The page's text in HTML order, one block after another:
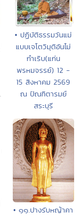
• ปฏิบัติธรรมวันแม่
แบบเจโตวิมุติอันไม่
กำเริบ(แก่น
พรหมจรรย์) 12 -
15 สิงหาคม 2569
ณ ปัณฑิตารมย์
สระบุรี
• ๑๑.ปางรับหญ้าคา